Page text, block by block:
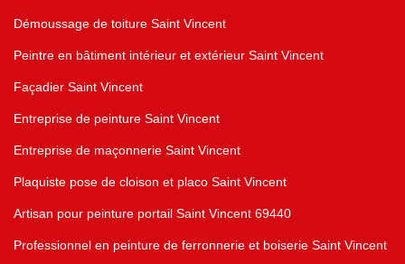
Démoussage de toiture Saint Vincent
Peintre en bâtiment intérieur et extérieur Saint Vincent
Façadier Saint Vincent
Entreprise de peinture Saint Vincent
Entreprise de maçonnerie Saint Vincent
Plaquiste pose de cloison et placo Saint Vincent
Artisan pour peinture portail Saint Vincent 69440
Professionnel en peinture de ferronnerie et boiserie Saint Vincent